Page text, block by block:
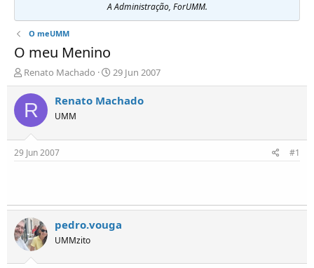
A Administração, ForUMM.
O meUMM
O meu Menino
I
n
i
i
d
o
T
ó
p
i
c
Renato Machado
D
a
t
o
29 Jun 2007
R Renato Machado
UMM
29 Jun 2007 #1
pedro.vouga
UMMzito